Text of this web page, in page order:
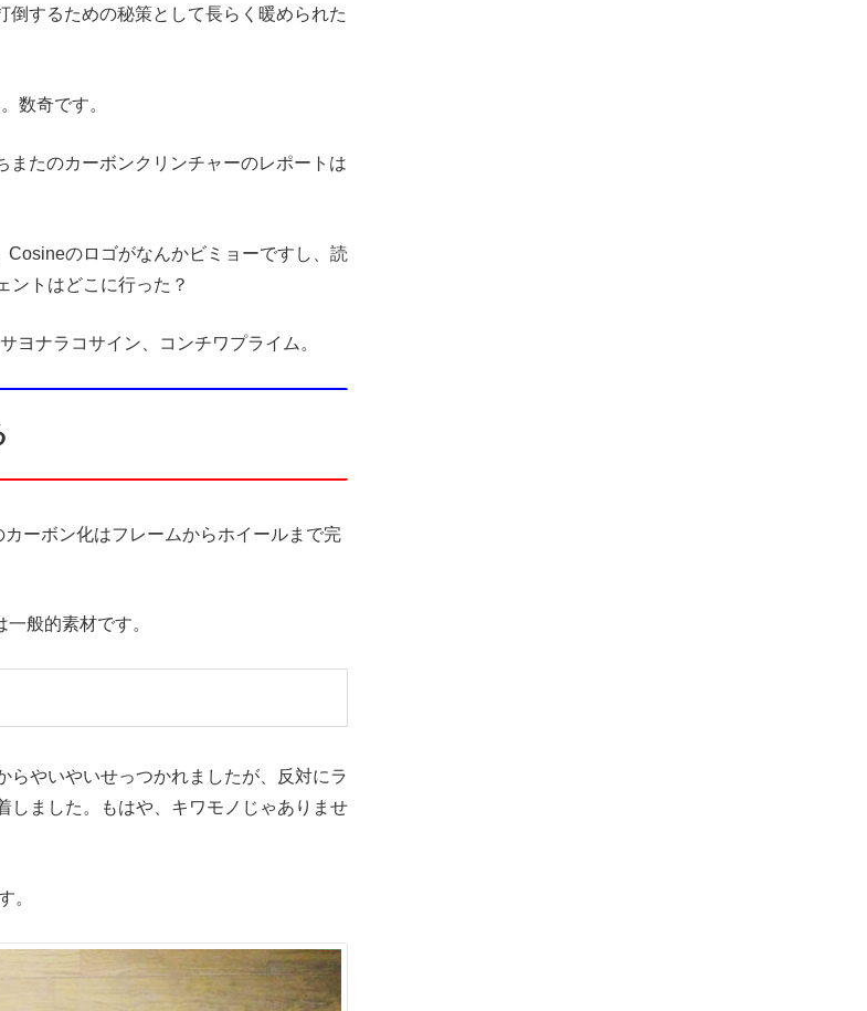
するための秘策として長らく暖められた
数奇です。
たのカーボンクリンチャーのレポートは
のロゴがなんかビミョーですし、読
ントはどこに行った？
ヨナラコサイン、コンチワプライム。
ーボン化はフレームからホイールまで完
般的素材です。
らやいやいせっつかれましたが、反対にラ
しました。もはや、キワモノじゃありませ
。